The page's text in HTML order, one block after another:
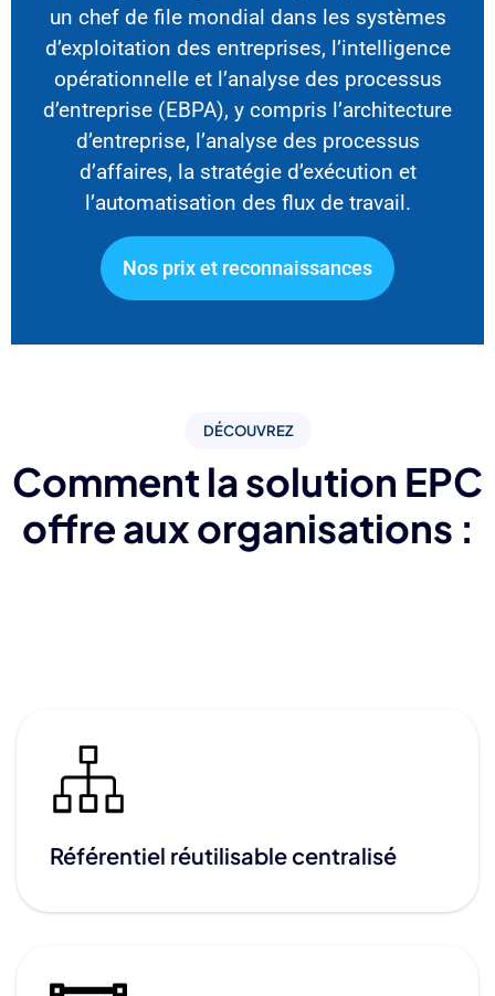
un chef de file mondial dans les systèmes
d’exploitation des entreprises, l’intelligence
opérationnelle et l’analyse des processus
d’entreprise (EBPA), y compris l’architecture
d’entreprise, l’analyse des processus
d’affaires, la stratégie d’exécution et
l’automatisation des flux de travail.
Nos prix et reconnaissances
DÉCOUVREZ
Comment la solution EPC
offre aux organisations :
Référentiel réutilisable centralisé